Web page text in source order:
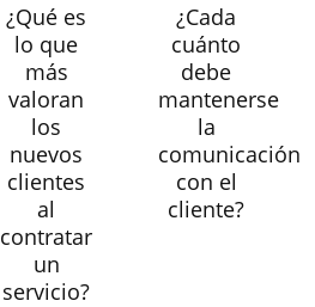
¿Qué es
lo que
más
valoran
los
nuevos
clientes
al
contratar
un
servicio?
¿Cada
cuánto
debe
mantenerse
la
comunicación
con el
cliente?